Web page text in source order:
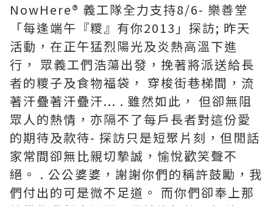
NowHere® 義工隊全力支持8/6- 樂善堂
「每逢端午『糭』有你2013」探訪; 昨天
活動，在正午猛烈陽光及炎熱高溫下進
行， 眾義工們浩蕩出發，挽著將派送給長
者的糭子及食物福袋， 穿梭街巷梯間，流
著汗疊著汗疊汗... . 雖然如此， 但卻無阻
眾人的熱情，亦隔不了每戶長者對這份愛
的期待及款待- 探訪只是短聚片刻，但閒話
家常間卻無比親切摯誠，愉悅歡笑聲不
絕。 . 公公婆婆，謝謝你們的稱許鼓勵，我
們付出的可是微不足道。 而你們卻奉上那